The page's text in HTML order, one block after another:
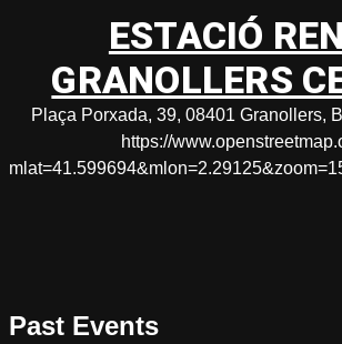
ESTACIÓ
GRANOLLERS
Plaça Porxada, 39, 08401 Granollers,
https://
Past Events